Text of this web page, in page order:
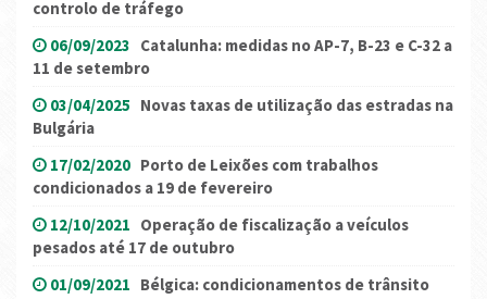
controlo de tráfego
06/09/2023 Catalunha: medidas no AP-7, B-23 e C-32 a
11 de setembro
03/04/2025 Novas taxas de utilização das estradas na
Bulgária
17/02/2020 Porto de Leixões com trabalhos
condicionados a 19 de fevereiro
12/10/2021 Operação de fiscalização a veículos
pesados até 17 de outubro
01/09/2021 Bélgica: condicionamentos de trânsito